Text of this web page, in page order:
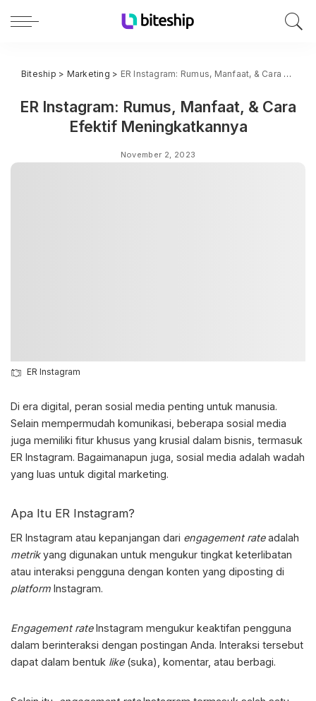
Biteship > Marketing > ER Instagram: Rumus, Manfaat, & Cara Efektif Meningkatkannya
ER Instagram: Rumus, Manfaat, & Cara
Efektif Meningkatkannya
November 2, 2023
ER Instagram
Di era digital, peran sosial media penting untuk manusia.
Selain mempermudah komunikasi, beberapa sosial media
juga memiliki fitur khusus yang krusial dalam bisnis, termasuk
ER Instagram. Bagaimanapun juga, sosial media adalah wadah
yang luas untuk digital marketing.
Apa Itu ER Instagram?
ER Instagram atau kepanjangan dari engagement rateadalah
metrikyang digunakan untuk mengukur tingkat keterlibatan
atau interaksi pengguna dengan konten yang diposting di
platform Instagram.
Engagement rateInstagram mengukur keaktifan pengguna
dalam berinteraksi dengan postingan Anda. Interaksi tersebut
dapat dalam bentuk like(suka), komentar, atau berbagi.